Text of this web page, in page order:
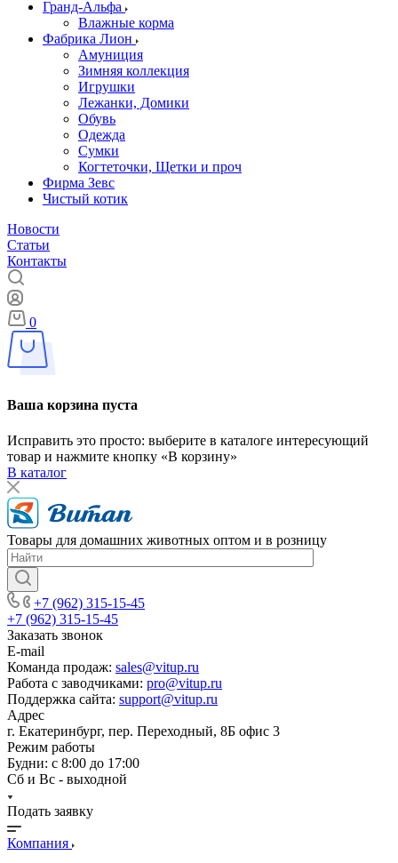
Гранд-Альфа
Влажные корма
Фабрика Лион
Амуниция
Зимняя коллекция
Игрушки
Лежанки, Домики
Обувь
Одежда
Сумки
Когтеточки, Щетки и проч
Фирма Зевс
Чистый котик
Новости
Статьи
Контакты
0
Ваша корзина пуста
Исправить это просто: выберите в каталоге интересующий
товар и нажмите кнопку «В корзину»
В каталог
Товары для домашних животных оптом и в розницу
+7 (962) 315-15-45
+7 (962) 315-15-45
Заказать звонок
E-mail
Команда продаж: sales@vitup.ru
Работа с заводчиками: pro@vitup.ru
Поддержка сайта: support@vitup.ru
Адрес
г. Екатеринбург, пер. Переходный, 8Б офис 3
Режим работы
Будни: с 8:00 до 17:00
Сб и Вс - выходной
Подать заявку
Компания